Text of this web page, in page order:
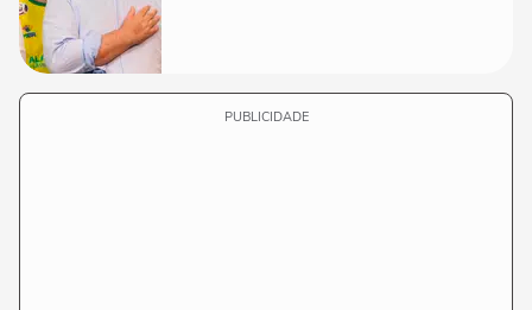
PUBLICIDADE